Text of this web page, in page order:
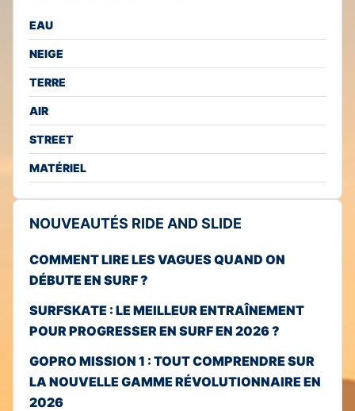
EAU
NEIGE
TERRE
AIR
STREET
MATÉRIEL
NOUVEAUTÉS RIDE AND SLIDE
COMMENT LIRE LES VAGUES QUAND ON
DÉBUTE EN SURF ?
SURFSKATE : LE MEILLEUR ENTRAÎNEMENT
POUR PROGRESSER EN SURF EN 2026 ?
GOPRO MISSION 1 : TOUT COMPRENDRE SUR
LA NOUVELLE GAMME RÉVOLUTIONNAIRE EN
2026